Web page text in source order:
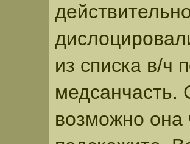
из списка в/ч
медсанчасть.
возможно она